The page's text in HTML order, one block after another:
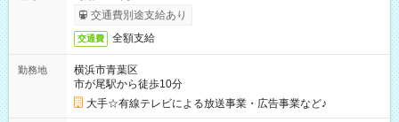
交通費別途支給あり
交通費 全額支給
勤務地
横浜市青葉区
市が尾駅から徒歩10分
大手☆有線テレビによる放送事業・広告事業など♪